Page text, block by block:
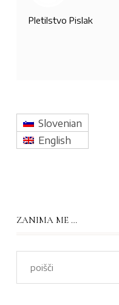
Pletilstvo Pislak
Slovenian
English
ZANIMA ME …